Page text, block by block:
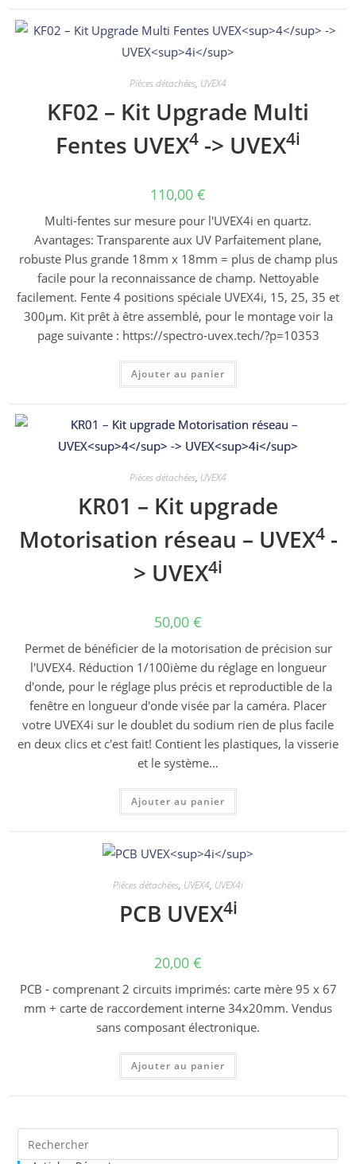
Pièces détachées, UVEX4
KF02 – Kit Upgrade Multi
Fentes UVEX4 -> UVEX4i
110,00 €
Multi-fentes sur mesure pour l'UVEX4i en quartz.
Avantages: Transparente aux UV Parfaitement plane,
robuste Plus grande 18mm x 18mm = plus de champ plus
facile pour la reconnaissance de champ. Nettoyable
facilement. Fente 4 positions spéciale UVEX4i, 15, 25, 35 et
300µm. Kit prêt à être assemblé, pour le montage voir la
page suivante : https://spectro-uvex.tech/?p=10353
Ajouter au panier
Pièces détachées, UVEX4
KR01 – Kit upgrade
Motorisation réseau – UVEX4-
> UVEX4i
50,00 €
Permet de bénéficier de la motorisation de précision sur
l'UVEX4. Réduction 1/100ième du réglage en longueur
d'onde, pour le réglage plus précis et reproductible de la
fenêtre en longueur d'onde visée par la caméra. Placer
votre UVEX4i sur le doublet du sodium rien de plus facile
en deux clics et c'est fait! Contient les plastiques, la visserie
et le système…
Ajouter au panier
Pièces détachées, UVEX4, UVEX4i
PCB UVEX4i
20,00 €
PCB - comprenant 2 circuits imprimés: carte mère 95 x 67
mm + carte de raccordement interne 34x20mm. Vendus
sans composant électronique.
Ajouter au panier